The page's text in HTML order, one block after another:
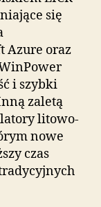
się
Azure oraz
i szybki
zaletą
litowo-
nowe
czas